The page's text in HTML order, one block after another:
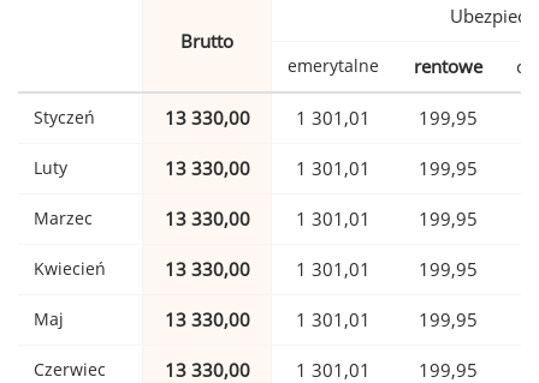
Brutto
emerytalne rentowe
Styczeń 13 330,00 1 301,01 199,95
Luty 13 330,00 1 301,01 199,95
Marzec 13 330,00 1 301,01 199,95
Kwiecień 13 330,00 1 301,01 199,95
Maj 13 330,00 1 301,01 199,95
Czerwiec 13 330,00 1 301,01 199,95